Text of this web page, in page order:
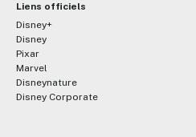
Liens officiels
Disney+
Disney
Pixar
Marvel
Disneynature
Disney Corporate